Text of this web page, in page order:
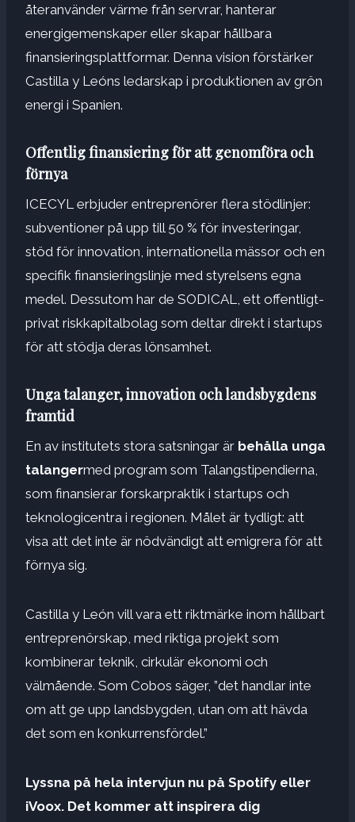
återanvänder värme från servrar, hanterar
energigemenskaper eller skapar hållbara
finansieringsplattformar. Denna vision förstärker
Castilla y Leóns ledarskap i produktionen av grön
energi i Spanien.
Offentlig finansiering för att genomföra och
förnya
ICECYL erbjuder entreprenörer flera stödlinjer:
subventioner på upp till 50 % för investeringar,
stöd för innovation, internationella mässor och en
specifik finansieringslinje med styrelsens egna
medel. Dessutom har de SODICAL, ett offentligt-
privat riskkapitalbolag som deltar direkt i startups
för att stödja deras lönsamhet.
Unga talanger, innovation och landsbygdens
framtid
En av institutets stora satsningar är behålla unga
talangermed program som Talangstipendierna,
som finansierar forskarpraktik i startups och
teknologicentra i regionen. Målet är tydligt: ​​att
visa att det inte är nödvändigt att emigrera för att
förnya sig.
Castilla y León vill vara ett riktmärke inom hållbart
entreprenörskap, med riktiga projekt som
kombinerar teknik, cirkulär ekonomi och
välmående. Som Cobos säger, ”det handlar inte
om att ge upp landsbygden, utan om att hävda
det som en konkurrensfördel.”
Lyssna på hela intervjun nu på Spotify eller
iVoox. Det kommer att inspirera dig